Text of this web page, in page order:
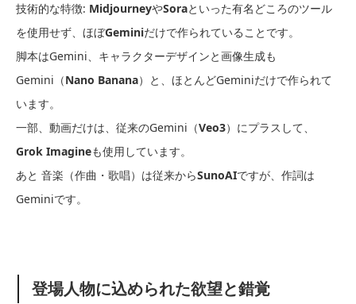
技術的な特徴: MidjourneyやSoraといった有名どころのツール
を使用せず、ほぼGeminiだけで作られていることです。
脚本はGemini、キャラクターデザインと画像生成も
Gemini（Nano Banana）と、ほとんどGeminiだけで作られて
います。
一部、動画だけは、従来のGemini（Veo3）にプラスして、
Grok Imagineも使用しています。
あと 音楽（作曲・歌唱）は従来からSunoAIですが、作詞は
Geminiです。
登場人物に込められた欲望と錯覚